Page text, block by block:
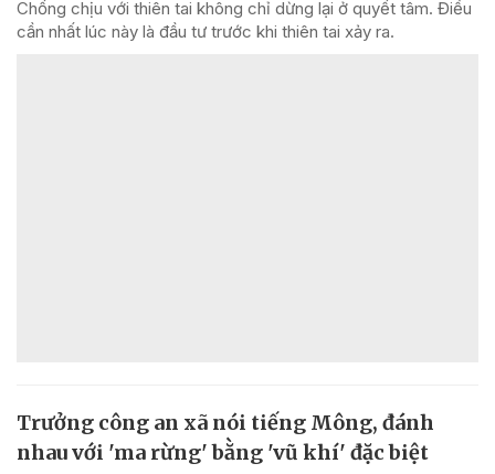
Chống chịu với thiên tai không chỉ dừng lại ở quyết tâm. Điều
cần nhất lúc này là đầu tư trước khi thiên tai xảy ra.
Trưởng công an xã nói tiếng Mông, đánh
nhau với 'ma rừng' bằng 'vũ khí' đặc biệt